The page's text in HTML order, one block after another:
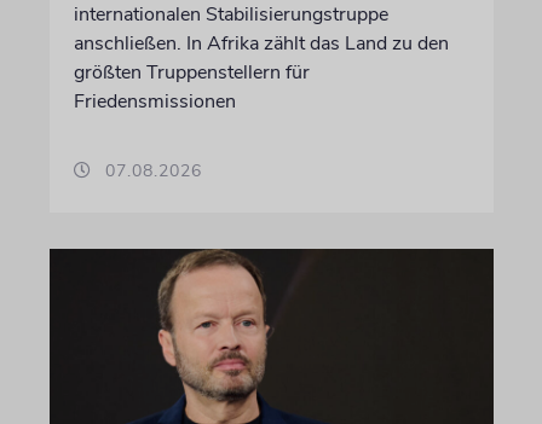
internationalen Stabilisierungstruppe
anschließen. In Afrika zählt das Land zu den
größten Truppenstellern für
Friedensmissionen
07.08.2026